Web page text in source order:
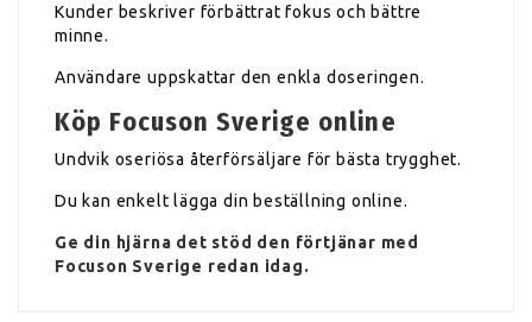
Kunder beskriver förbättrat fokus och bättre
minne.
Användare uppskattar den enkla doseringen.
Köp Focuson Sverige online
Undvik oseriösa återförsäljare för bästa trygghet.
Du kan enkelt lägga din beställning online.
Ge din hjärna det stöd den förtjänar med
Focuson Sverige redan idag.